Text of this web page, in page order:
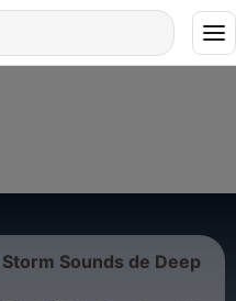
Sounds de Deep